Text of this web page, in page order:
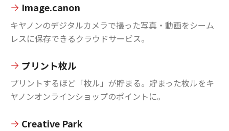
Image.canon
キヤノンのデジタルカメラで撮った写真・動画をシーム
レスに保存できるクラウドサービス。
プリント枚ル
プリントするほど「枚ル」が貯まる。貯まった枚ルをキ
ヤノンオンラインショップのポイントに。
Creative Park